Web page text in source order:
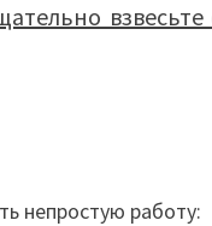
непростую работу: